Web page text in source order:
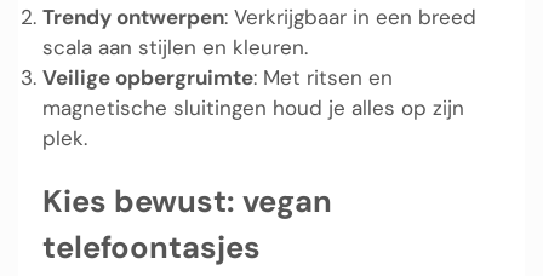
Trendy ontwerpen: Verkrijgbaar in een breed
scala aan stijlen en kleuren.
Veilige opbergruimte: Met ritsen en
magnetische sluitingen houd je alles op zijn
plek.
Kies bewust: vegan
telefoontasjes